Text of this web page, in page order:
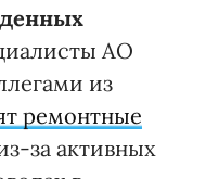
АО
из
ремонтные
за активных